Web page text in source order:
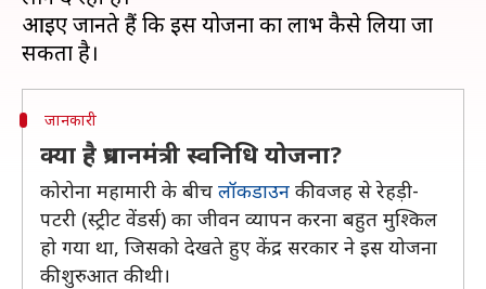
आइए जानते हैं कि इस योजना का लाभ कैसे लिया जा
जानकारी
क्या है प्रधानमंत्री स्वनिधि योजना?
कोरोना महामारी के बीच लॉकडाउन की वजह से रेहड़ी-
पटरी (स्ट्रीट वेंडर्स) का जीवन व्यापन करना बहुत मुश्किल
हो गया था, जिसको देखते हुए केंद्र सरकार ने इस योजना
की शुरुआत की थी।